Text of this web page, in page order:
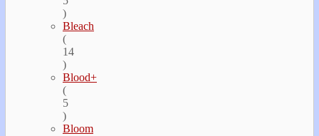
)
Bleach
(
14
)
Blood+
(
5
)
Bloom